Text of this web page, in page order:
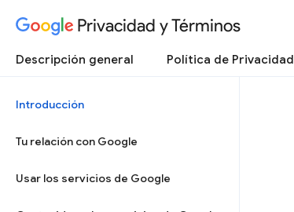
Privacidad y Términos
Descripción general Política de Privacidad
Introducción
Tu relación con Google
Usar los servicios de Google